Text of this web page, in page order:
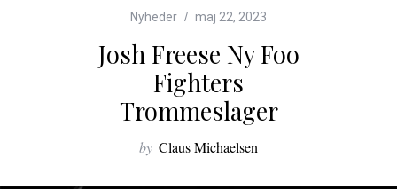
Nyheder maj 22, 2023
Josh Freese Ny Foo
Fighters
Trommeslager
by Claus Michaelsen